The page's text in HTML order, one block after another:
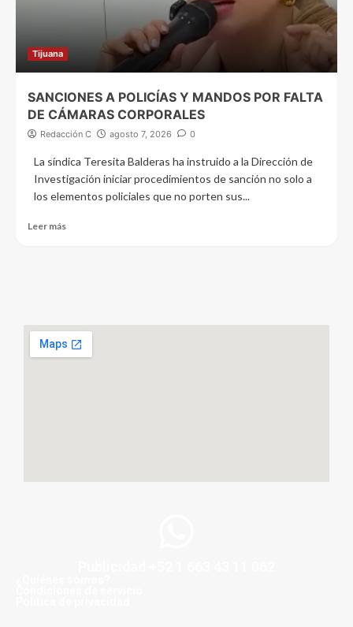
Tijuana
SANCIONES A POLICÍAS Y MANDOS POR FALTA
DE CÁMARAS CORPORALES
Redacción C agosto 7, 2026 0
La síndica Teresita Balderas ha instruido a la Dirección de
Investigación iniciar procedimientos de sanción no solo a
los elementos policiales que no porten sus...
Leer más